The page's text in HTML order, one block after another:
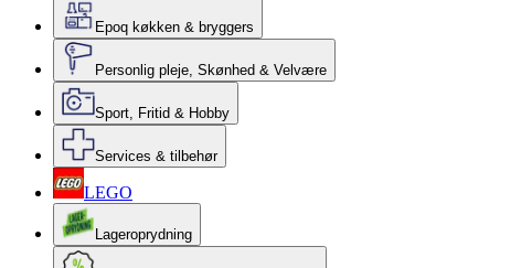
Epoq køkken & bryggers
Personlig pleje, Skønhed & Velvære
Sport, Fritid & Hobby
Services & tilbehør
LEGO
Lageroprydning